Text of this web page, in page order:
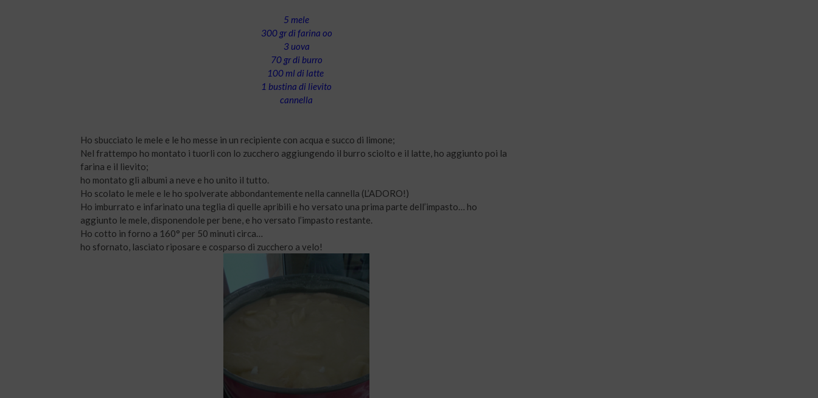
5 mele
300 gr di farina oo
3 uova
70 gr di burro
100 ml di latte
1 bustina di lievito
cannella
Ho sbucciato le mele e le ho messe in un recipiente con acqua e succo di limone;
Nel frattempo ho montato i tuorli con lo zucchero aggiungendo il burro sciolto e il latte, ho aggiunto poi la
farina e il lievito;
ho montato gli albumi a neve e ho unito il tutto.
Ho scolato le mele e le ho spolverate abbondantemente nella cannella (L’ADORO!)
Ho imburrato e infarinato una teglia di quelle apribili e ho versato una prima parte dell’impasto… ho
aggiunto le mele, disponendole per bene, e ho versato l’impasto restante.
Ho cotto in forno a 160° per 50 minuti circa…
ho sfornato, lasciato riposare e cosparso di zucchero a velo!